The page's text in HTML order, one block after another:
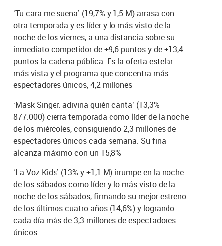
‘Tu cara me suena’ (19,7% y 1,5 M) arrasa con
otra temporada y es líder y lo más visto de la
noche de los viernes, a una distancia sobre su
inmediato competidor de +9,6 puntos y de +13,4
puntos la cadena pública. Es la oferta estelar
más vista y el programa que concentra más
espectadores únicos, 4,2 millones
‘Mask Singer: adivina quién canta’ (13,3%
877.000) cierra temporada como líder de la noche
de los miércoles, consiguiendo 2,3 millones de
espectadores únicos cada semana. Su final
alcanza máximo con un 15,8%
‘La Voz Kids’ (13% y +1,1 M) irrumpe en la noche
de los sábados como líder y lo más visto de la
noche de los sábados, firmando su mejor estreno
de los últimos cuatro años (14,6%) y logrando
cada día más de 3,3 millones de espectadores
únicos